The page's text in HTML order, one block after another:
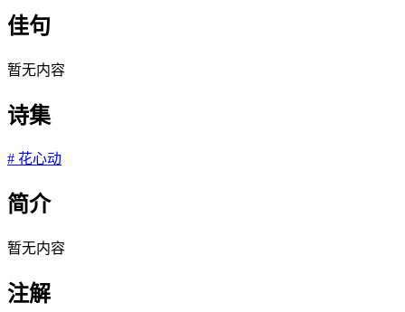
佳句
暂无内容
诗集
# 花心动
简介
暂无内容
注解